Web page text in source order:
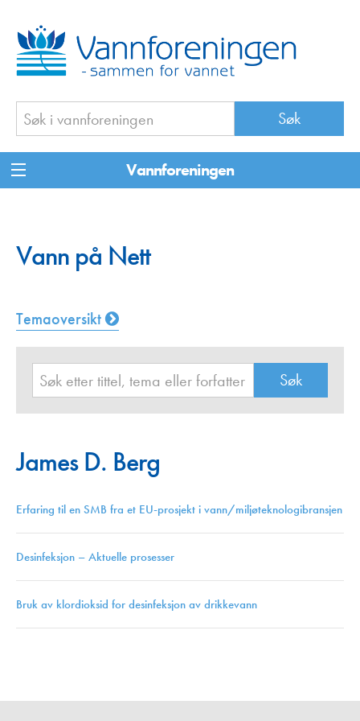
Vannforeningen
Vann på Nett
Temaoversikt
James D. Berg
Erfaring til en SMB fra et EU-prosjekt i vann/miljøteknologibransjen
Desinfeksjon – Aktuelle prosesser
Bruk av klordioksid for desinfeksjon av drikkevann